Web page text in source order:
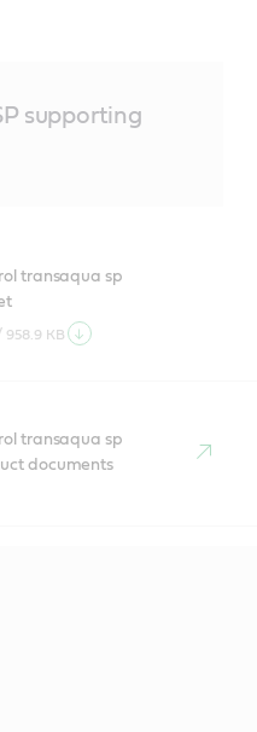
supporting
transaqua sp
958.9 KB
transaqua sp
documents